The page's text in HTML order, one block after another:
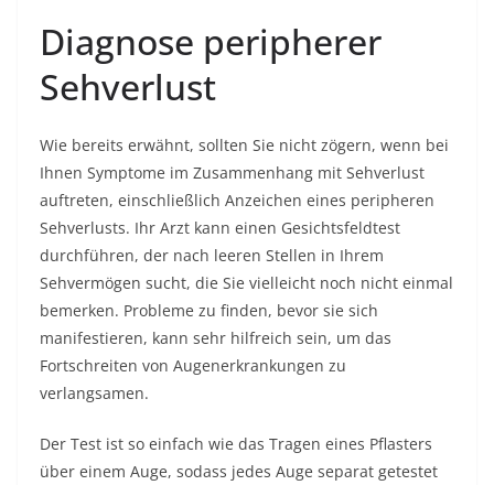
Diagnose peripherer
Sehverlust
Wie bereits erwähnt, sollten Sie nicht zögern, wenn bei
Ihnen Symptome im Zusammenhang mit Sehverlust
auftreten, einschließlich Anzeichen eines peripheren
Sehverlusts. Ihr Arzt kann einen Gesichtsfeldtest
durchführen, der nach leeren Stellen in Ihrem
Sehvermögen sucht, die Sie vielleicht noch nicht einmal
bemerken. Probleme zu finden, bevor sie sich
manifestieren, kann sehr hilfreich sein, um das
Fortschreiten von Augenerkrankungen zu
verlangsamen.
Der Test ist so einfach wie das Tragen eines Pflasters
über einem Auge, sodass jedes Auge separat getestet